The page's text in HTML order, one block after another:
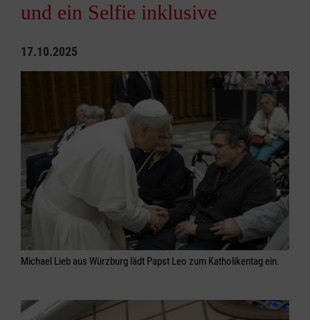
und ein Selfie inklusive
17.10.2025
Michael Lieb aus Würzburg lädt Papst Leo zum Katholikentag ein.